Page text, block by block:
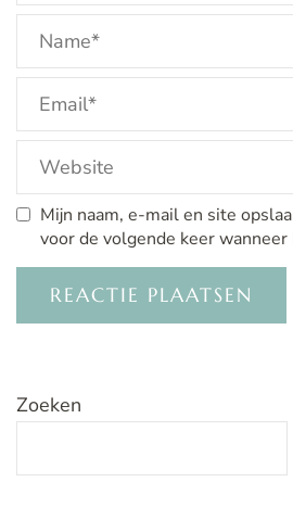
Mijn naam, e-mail en site
voor de volgende keer
Zoeken